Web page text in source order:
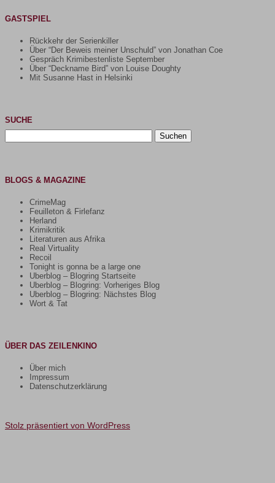
GASTSPIEL
Rückkehr der Serienkiller
Über “Der Beweis meiner Unschuld” von Jonathan Coe
Gespräch Krimibestenliste September
Über “Deckname Bird” von Louise Doughty
Mit Susanne Hast in Helsinki
SUCHE
nach:
BLOGS & MAGAZINE
CrimeMag
Feuilleton & Firlefanz
Herland
Krimikritik
Literaturen aus Afrika
Real Virtuality
Recoil
Tonight is gonna be a large one
Uberblog – Blogring Startseite
Uberblog – Blogring: Vorheriges Blog
Uberblog – Blogring: Nächstes Blog
Wort & Tat
ÜBER DAS ZEILENKINO
Über mich
Impressum
Datenschutzerklärung
Stolz präsentiert von WordPress